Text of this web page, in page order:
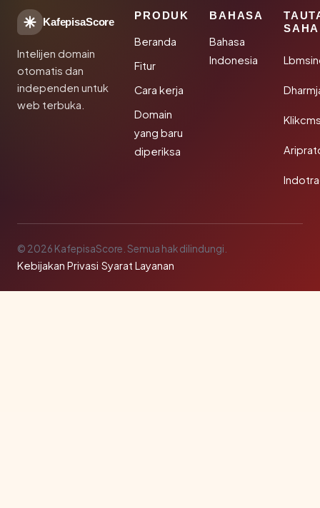
KafepisaScore
Intelijen domain
otomatis dan
independen untuk
web terbuka.
PRODUK
Beranda
Fitur
Cara kerja
Domain
yang baru
diperiksa
BAHASA
Bahasa
Indonesia
© 2026 KafepisaScore. Semua hak dilindungi.
Kebijakan Privasi·Syarat Layanan